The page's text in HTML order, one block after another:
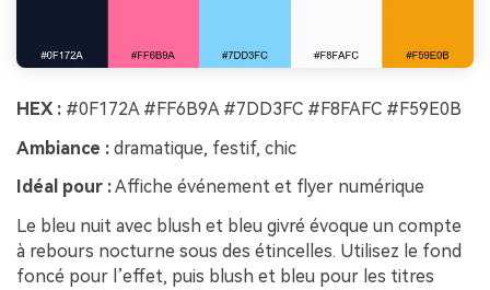
HEX : #0F172A #FF6B9A #7DD3FC #F8FAFC #F59E0B
Ambiance : dramatique, festif, chic
Idéal pour :Affiche événement et flyer numérique
Le bleu nuit avec blush et bleu givré évoque un compte
à rebours nocturne sous des étincelles. Utilisez le fond
foncé pour l’effet, puis blush et bleu pour les titres